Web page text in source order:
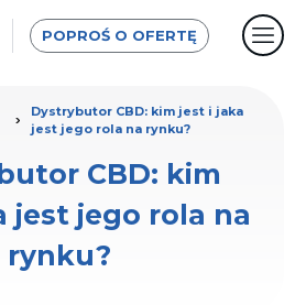
POPROŚ O OFERTĘ
Dystrybutor CBD: kim jest i jaka
jest jego rola na rynku?
CBD: kim
jest jego rola na
rynku?